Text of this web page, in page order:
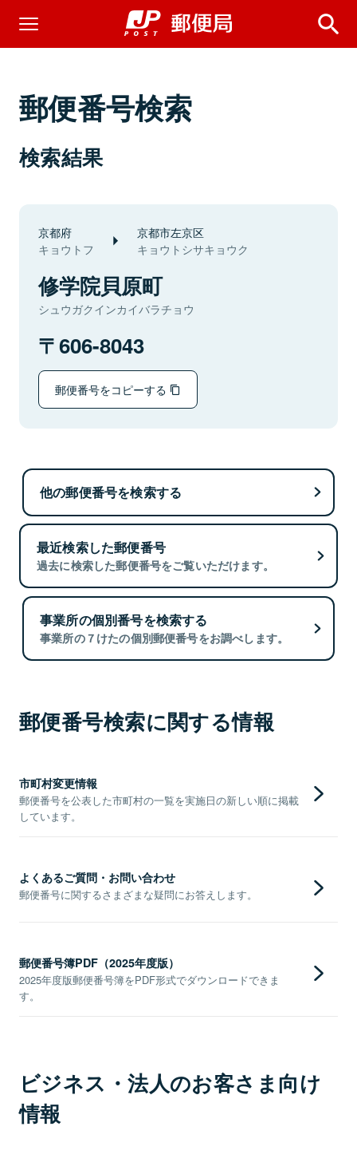
郵便番号検索
検索結果
京都府
キョウトフ
京都市左京区
キョウトシサキョウク
修学院貝原町
シュウガクインカイバラチョウ
606-8043
郵便番号をコピーする
他の郵便番号を検索する
最近検索した郵便番号
過去に検索した郵便番号をご覧いただけます。
事業所の個別番号を検索する
事業所の７けたの個別郵便番号をお調べします。
郵便番号検索に関する情報
市町村変更情報
郵便番号を公表した市町村の一覧を実施日の新しい順に掲載
しています。
よくあるご質問・お問い合わせ
郵便番号に関するさまざまな疑問にお答えします。
郵便番号簿PDF（2025年度版）
2025年度版郵便番号簿をPDF形式でダウンロードできま
す。
ビジネス・法人のお客さま向け
情報